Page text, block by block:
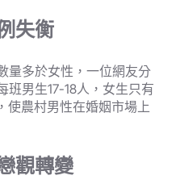
失衡
量多於女性，一位網友分
班男生17-18人，女生只有
使農村男性在婚姻市場上
觀轉變